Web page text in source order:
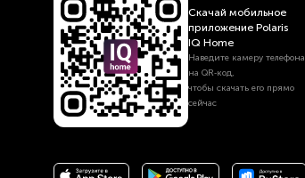
Скачай мобильное
приложение Polaris
IQ Home
Наведите камеру телефона
на QR‑код,
чтобы скачать его прямо
сейчас